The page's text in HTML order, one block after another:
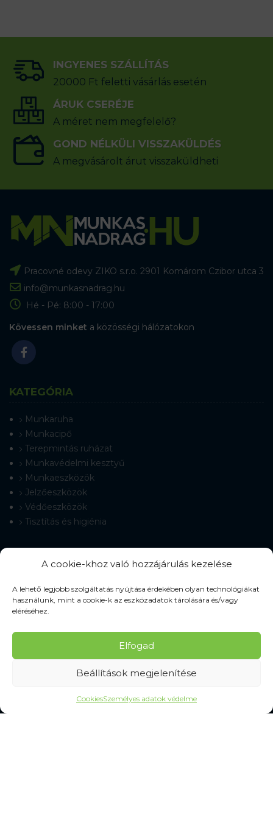
A cookie-khoz való hozzájárulás kezelése
A lehető legjobb szolgáltatás nyújtása érdekében olyan technológiákat
használunk, mint a cookie-k az eszközadatok tárolására és/vagy
eléréséhez.
Elfogad
Beállítások megjelenítése
CookiesSzemélyes adatok védelme
INGYENES SZÁLLÍTÁS
20000 Ft feletti vásárlás esetén
ÁRUK CSERÉJE
A méret nem megfelelő?
GOND NÉLKÜLI VISSZAKÜLDÉS
A megvásárolt árut visszaküldheti
Pracovné odevy ZIKO s.r.o. 2901 Komárom Czibor utca 3
info@munkasnadrag.hu
Hé - Pé: 8:00 - 17:00
Kövessen minket a közösségi hálózatokon
KATEGÓRIA
Munkaruha
Munkacipő
Terepmintás ruházat
Munkavédelmi kesztyű
Munkaeszközök
Jelzőeszközök
Védőeszközök
Tisztítás és higiénia
SZOLGÁLTATÁSOK
Gyakran Ismételt Kérdések
Személyes adatok védelme
MINDEN A VÁSÁRLÁSRÓL
Mérettáblázatok
Szállítás és kézbesítés
Felhasználási feltételek